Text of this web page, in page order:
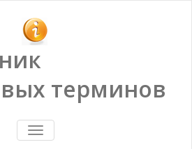
терминов
ПОКАЗАТЬ/
СКРЫТЬ